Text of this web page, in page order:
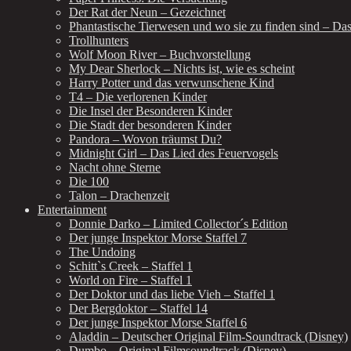
Der Rat der Neun – Gezeichnet
Phantastische Tierwesen und wo sie zu finden sind –
Trollhunters
Wolf Moon River – Buchvorstellung
My Dear Sherlock – Nichts ist, wie es scheint
Harry Potter und das verwunschene Kind
T4 – Die verlorenen Kinder
Die Insel der Besonderen Kinder
Die Stadt der besonderen Kinder
Pandora – Wovon träumst Du?
Midnight Girl – Das Lied des Feuervogels
Nacht ohne Sterne
Die 100
Talon – Drachenzeit
Entertainment
Donnie Darko – Limited Collector´s Edition
Der junge Inspektor Morse Staffel 7
The Undoing
Schitt`s Creek – Staffel 1
World on Fire – Staffel 1
Der Doktor und das liebe Vieh – Staffel 1
Der Bergdoktor – Staffel 14
Der junge Inspektor Morse Staffel 6
Aladdin – Deutscher Original Film-Soundtrack (Disney)